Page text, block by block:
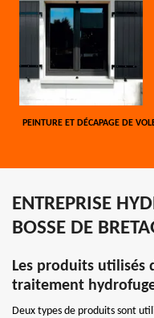
PEINTURE ET DÉCAPAGE DE
ENTREPRISE
BOSSE DE
Les produits utilisés
traitement
Deux types de produits sont